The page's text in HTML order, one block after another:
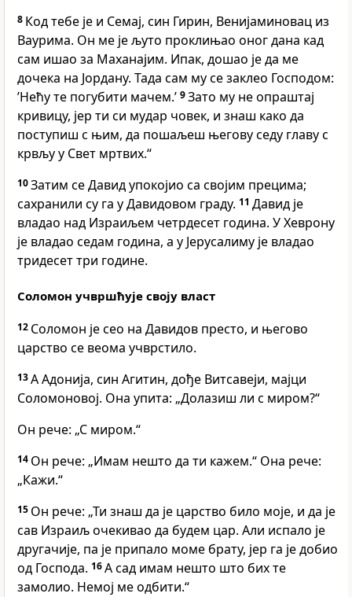
8 Код тебе је и Семај, син Гирин, Венијаминовац из
Ваурима. Он ме је љуто проклињао оног дана кад
сам ишао за Маханајим. Ипак, дошао је да ме
дочека на Јордану. Тада сам му се заклео Господом:
’Нећу те погубити мачем.’ 9Зато му не опраштај
кривицу, јер ти си мудар човек, и знаш како да
поступиш с њим, да пошаљеш његову седу главу с
крвљу у Свет мртвих.“
10Затим се Давид упокојио са својим прецима;
сахранили су га у Давидовом граду. 11 Давид је
владао над Израиљем четрдесет година. У Хеврону
је владао седам година, а у Јерусалиму је владао
тридесет три године.
Соломон учвршћује своју власт
12 Соломон је сео на Давидов престо, и његово
царство се веома учврстило.
13А Адонија, син Агитин, дође Витсавеји, мајци
Соломоновој. Она упита: „Долазиш ли с миром?“
Он рече: „С миром.“
14 Он рече: „Имам нешто да ти кажем.“ Она рече:
„Кажи.“
15 Он рече: „Ти знаш да је царство било моје, и да је
сав Израиљ очекивао да будем цар. Али испало је
другачије, па је припало моме брату, јер га је добио
од Господа. 16А сад имам нешто што бих те
замолио. Немој ме одбити.“